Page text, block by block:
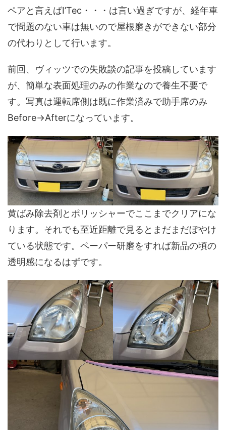
ペアと言えばI’Tec・・・は言い過ぎですが、経年車
で問題のない車は無いので屋根磨きができない部分
の代わりとして行います。
前回、ヴィッツでの失敗談の記事を投稿しています
が、簡単な表面処理のみの作業なので養生不要で
す。写真は運転席側は既に作業済みで助手席のみ
Before→Afterになっています。
黄ばみ除去剤とポリッシャーでここまでクリアにな
ります。それでも至近距離で見るとまだまだぼやけ
ている状態です。ペーパー研磨をすれば新品の頃の
透明感になるはずです。